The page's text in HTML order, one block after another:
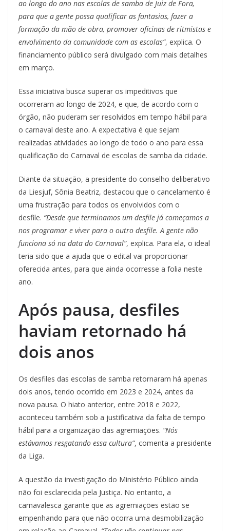
ao longo do ano nas escolas de samba de Juiz de Fora,
para que a gente possa qualificar as fantasias, fazer a
formação da mão de obra, promover oficinas de ritmistas e
envolvimento da comunidade com as escolas”, explica. O
financiamento público será divulgado com mais detalhes
em março.
Essa iniciativa busca superar os impeditivos que
ocorreram ao longo de 2024, e que, de acordo com o
órgão, não puderam ser resolvidos em tempo hábil para
o carnaval deste ano. A expectativa é que sejam
realizadas atividades ao longo de todo o ano para essa
qualificação do Carnaval de escolas de samba da cidade.
Diante da situação, a presidente do conselho deliberativo
da Liesjuf, Sônia Beatriz, destacou que o cancelamento é
uma frustração para todos os envolvidos com o
desfile. “Desde que terminamos um desfile já começamos a
nos programar e viver para o outro desfile. A gente não
funciona só na data do Carnaval”, explica. Para ela, o ideal
teria sido que a ajuda que o edital vai proporcionar
oferecida antes, para que ainda ocorresse a folia neste
ano.
Após pausa, desfiles
haviam retornado há
dois anos
Os desfiles das escolas de samba retornaram há apenas
dois anos, tendo ocorrido em 2023 e 2024, antes da
nova pausa. O hiato anterior, entre 2018 e 2022,
aconteceu também sob a justificativa da falta de tempo
hábil para a organização das agremiações. “Nós
estávamos resgatando essa cultura”, comenta a presidente
da Liga.
A questão da investigação do Ministério Público ainda
não foi esclarecida pela Justiça. No entanto, a
carnavalesca garante que as agremiações estão se
empenhando para que não ocorra uma desmobilização